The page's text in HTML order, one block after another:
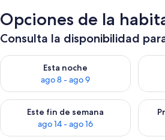
Opciones de la
Consulta la disponibilidad
Esta noche
ago 8 - ago 9
Consulta la disponibilidad para esta
Este fin de semana
ago 14 - ago 16
Consulta la disponibilidad para este